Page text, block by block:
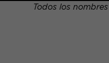
Todos los